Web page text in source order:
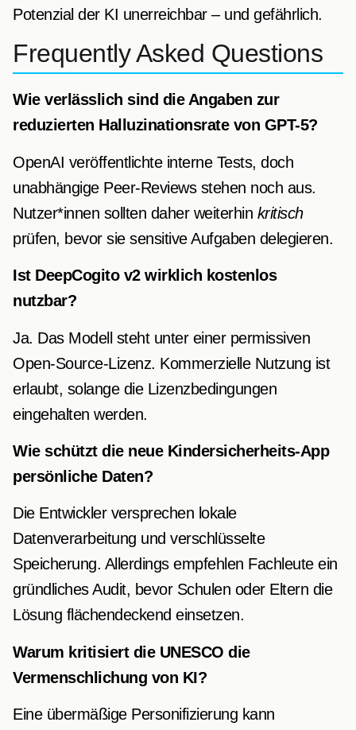
Potenzial der KI unerreichbar – und gefährlich.
Frequently Asked Questions
Wie verlässlich sind die Angaben zur
reduzierten Halluzinationsrate von GPT-5?
OpenAI veröffentlichte interne Tests, doch
unabhängige Peer-Reviews stehen noch aus.
Nutzer*innen sollten daher weiterhin kritisch
prüfen, bevor sie sensitive Aufgaben delegieren.
Ist DeepCogito v2 wirklich kostenlos
nutzbar?
Ja. Das Modell steht unter einer permissiven
Open-Source-Lizenz. Kommerzielle Nutzung ist
erlaubt, solange die Lizenzbedingungen
eingehalten werden.
Wie schützt die neue Kindersicherheits-App
persönliche Daten?
Die Entwickler versprechen lokale
Datenverarbeitung und verschlüsselte
Speicherung. Allerdings empfehlen Fachleute ein
gründliches Audit, bevor Schulen oder Eltern die
Lösung flächendeckend einsetzen.
Warum kritisiert die UNESCO die
Vermenschlichung von KI?
Eine übermäßige Personifizierung kann